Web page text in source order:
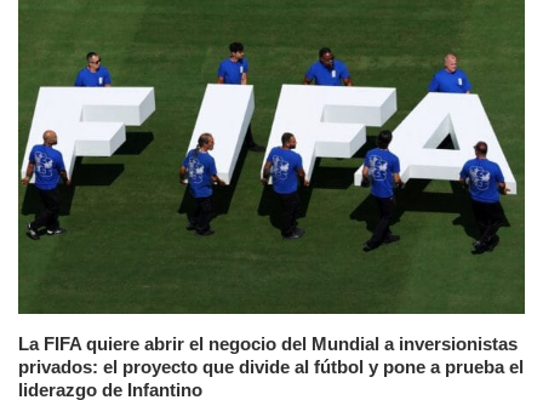
La FIFA quiere abrir el negocio del Mundial a inversionistas
privados: el proyecto que divide al fútbol y pone a prueba el
liderazgo de Infantino